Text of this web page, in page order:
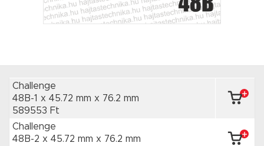
Challenge
48B-1 x 45.72 mm x 76.2 mm
589553 Ft
Challenge
48B-2 x 45.72 mm x 76.2 mm